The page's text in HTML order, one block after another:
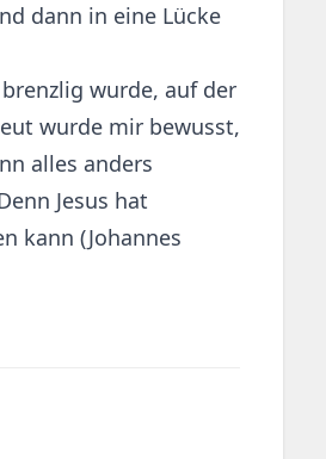
dann in eine Lücke
wurde, auf der
wurde mir bewusst,
alles anders
Jesus hat
kann (Johannes